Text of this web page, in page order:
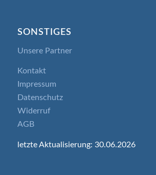
SONSTIGES
Unsere Partner
Kontakt
Impressum
Datenschutz
Widerruf
AGB
letzte Aktualisierung: 30.06.2026